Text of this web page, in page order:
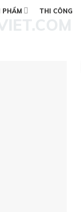
PHẨM THI CÔNG